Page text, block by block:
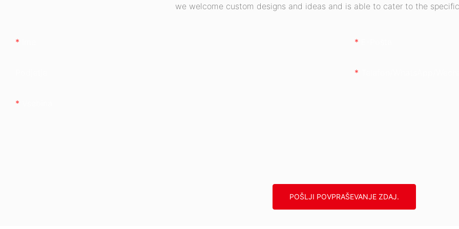
we welcome custom designs and ideas and is able to cater to the specific
POŠLJI POVPRAŠEVANJE ZDAJ.